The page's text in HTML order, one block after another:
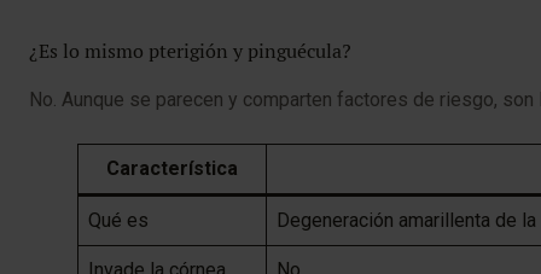
¿Es lo mismo pterigión y pinguécula?
No. Aunque se parecen y comparten factores de riesgo,
Característica
Qué es Degeneración amarillenta de